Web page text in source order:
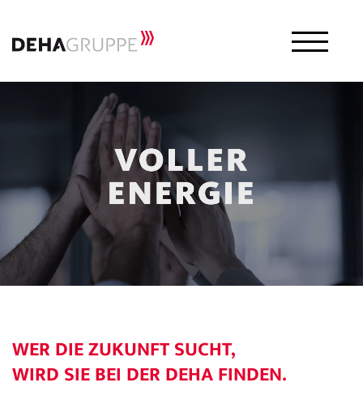
WER DIE ZUKUNFT SUCHT,
WIRD SIE BEI DER DEHA FINDEN.